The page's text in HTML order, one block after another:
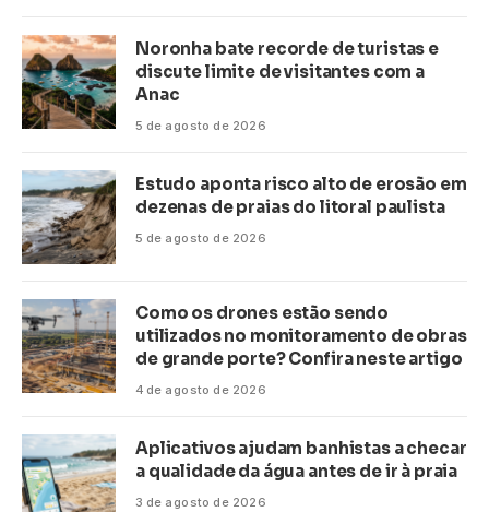
Noronha bate recorde de turistas e
discute limite de visitantes com a
Anac
5 de agosto de 2026
Estudo aponta risco alto de erosão em
dezenas de praias do litoral paulista
5 de agosto de 2026
Como os drones estão sendo
utilizados no monitoramento de obras
de grande porte? Confira neste artigo
4 de agosto de 2026
Aplicativos ajudam banhistas a checar
a qualidade da água antes de ir à praia
3 de agosto de 2026